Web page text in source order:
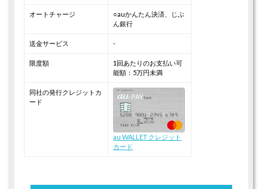
オートチャージ
○auかんたん決済、じぶ
ん銀行
送金サービス -
限度額
1回あたりのお支払い可
能額：5万円未満
同社の発行クレジットカ
ード
au WALLET クレジット
カード